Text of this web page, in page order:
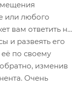
в
на точку, на ваш
код.
постамата.
Когда
или любого
вам ответить на
и развеять его
по своему
изменив
Очень